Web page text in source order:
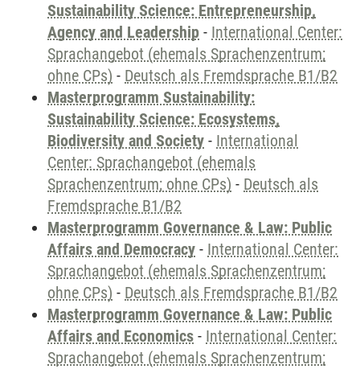
Sustainability Science: Entrepreneurship,
Agency and Leadership - International Center:
Sprachangebot (ehemals Sprachenzentrum;
ohne CPs) - Deutsch als Fremdsprache B1/B2
Masterprogramm Sustainability:
Sustainability Science: Ecosystems,
Biodiversity and Society - International
Center: Sprachangebot (ehemals
Sprachenzentrum; ohne CPs) - Deutsch als
Fremdsprache B1/B2
Masterprogramm Governance & Law: Public
Affairs and Democracy - International Center:
Sprachangebot (ehemals Sprachenzentrum;
ohne CPs) - Deutsch als Fremdsprache B1/B2
Masterprogramm Governance & Law: Public
Affairs and Economics - International Center:
Sprachangebot (ehemals Sprachenzentrum;